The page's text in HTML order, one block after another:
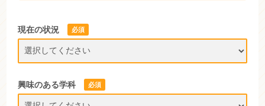
現在の状況 必須
興味のある学科 必須